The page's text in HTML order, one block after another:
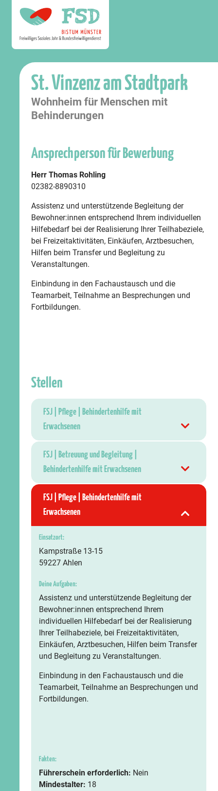
St. Vinzenz am Stadtpark
Wohnheim für Menschen mit
Behinderungen
Ansprechperson für Bewerbung
Herr Thomas Rohling
02382-8890310
Assistenz und unterstützende Begleitung der
Bewohner:innen entsprechend Ihrem individuellen
Hilfebedarf bei der Realisierung Ihrer Teilhabeziele,
bei Freizeitaktivitäten, Einkäufen, Arztbesuchen,
Hilfen beim Transfer und Begleitung zu
Veranstaltungen.
Einbindung in den Fachaustausch und die
Teamarbeit, Teilnahme an Besprechungen und
Fortbildungen.
Stellen
FSJ | Pflege | Behindertenhilfe mit
Erwachsenen
FSJ | Betreuung und Begleitung |
Behindertenhilfe mit Erwachsenen
FSJ | Pflege | Behindertenhilfe mit
Erwachsenen
Einsatzort:
Kampstraße 13-15
59227 Ahlen
Deine Aufgaben:
Assistenz und unterstützende Begleitung der
Bewohner:innen entsprechend Ihrem
individuellen Hilfebedarf bei der Realisierung
Ihrer Teilhabeziele, bei Freizeitaktivitäten,
Einkäufen, Arztbesuchen, Hilfen beim Transfer
und Begleitung zu Veranstaltungen.
Einbindung in den Fachaustausch und die
Teamarbeit, Teilnahme an Besprechungen und
Fortbildungen.
Fakten:
Führerschein erforderlich: Nein
Mindestalter: 18